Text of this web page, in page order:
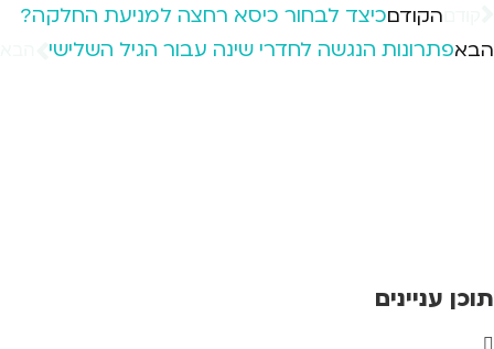
הקודםכיצד לבחור כיסא רחצה למניעת החלקה?
הבאפתרונות הנגשה לחדרי שינה עבור הגיל השלישי
תוכן עניינים